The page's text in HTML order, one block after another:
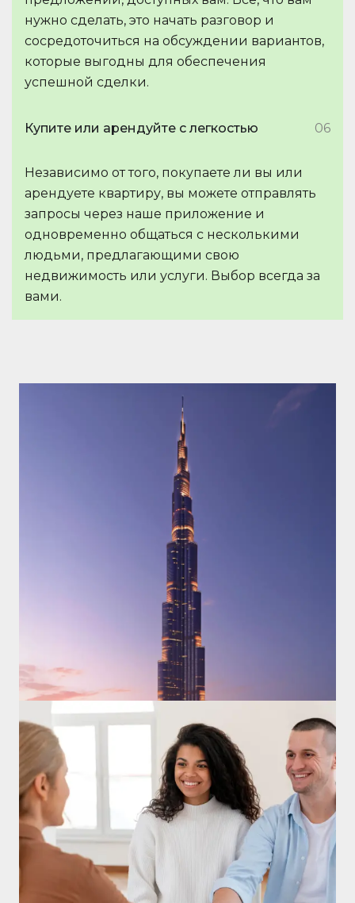
нужно сделать, это начать разговор и
сосредоточиться на обсуждении вариантов,
которые выгодны для обеспечения
успешной сделки.
Купите или арендуйте с легкостью 06
Независимо от того, покупаете ли вы или
арендуете квартиру, вы можете отправлять
запросы через наше приложение и
одновременно общаться с несколькими
людьми, предлагающими свою
недвижимость или услуги. Выбор всегда за
вами.